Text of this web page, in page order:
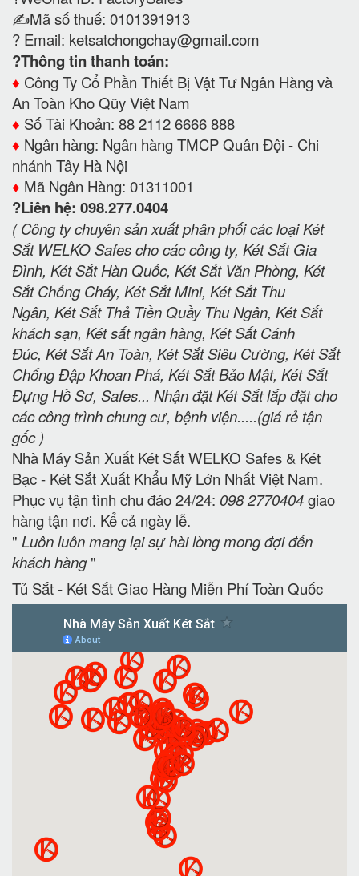
✍️Mã số thuế: 0101391913
? Email: ketsatchongchay@gmail.com
?Thông tin thanh toán:
♦️ Công Ty Cổ Phần Thiết Bị Vật Tư Ngân Hàng và
An Toàn Kho Qũy Việt Nam
♦️ Số Tài Khoản: 88 2112 6666 888
♦️ Ngân hàng: Ngân hàng TMCP Quân Đội - Chi
nhánh Tây Hà Nội
♦️ Mã Ngân Hàng: 01311001
?Liên hệ: 098.277.0404
( Công ty chuyên sản xuất phân phối các loại Két
Sắt WELKO Safes cho các công ty, Két Sắt Gia
Đình, Két Sắt Hàn Quốc, Két Sắt Văn Phòng, Két
Sắt Chống Cháy, Két Sắt Mini, Két Sắt Thu
Ngân, Két Sắt Thả Tiền Quầy Thu Ngân, Két Sắt
khách sạn, Két sắt ngân hàng, Két Sắt Cánh
Đúc, Két Sắt An Toàn, Két Sắt Siêu Cường, Két Sắt
Chống Đập Khoan Phá, Két Sắt Bảo Mật, Két Sắt
Đựng Hồ Sơ, Safes... Nhận đặt Két Sắt lắp đặt cho
các công trình chung cư, bệnh viện.....(giá rẻ tận
gốc )
Nhà Máy Sản Xuất Két Sắt WELKO Safes & Két
Bạc - Két Sắt Xuất Khẩu Mỹ Lớn Nhất Việt Nam.
Phục vụ tận tình chu đáo 24/24: 098 2770404giao
hàng tận nơi. Kể cả ngày lễ.
" Luôn luôn mang lại sự hài lòng mong đợi đến
khách hàng"
Tủ Sắt - Két Sắt Giao Hàng Miễn Phí Toàn Quốc